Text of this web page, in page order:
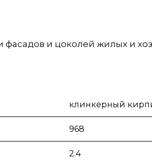
и цоколей жилых и
клинкерный
968
2.4